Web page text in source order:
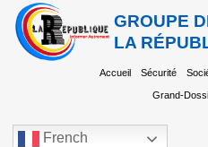
GROUPE
LA
Accueil Sécurité
Grand-
French